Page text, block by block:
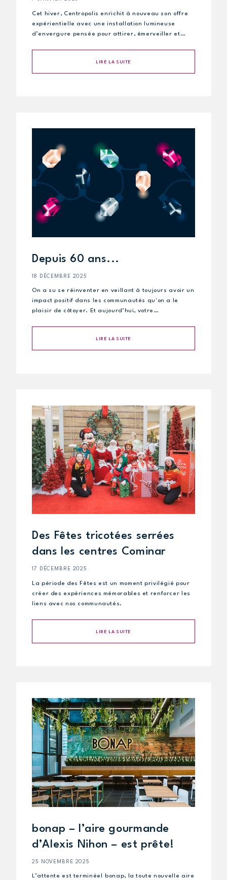
Cet hiver, Centropolis enrichit à nouveau son offre
expérientielle avec une installation lumineuse
d’envergure pensée pour attirer, émerveiller et…
LIRE LA SUITE
Depuis 60 ans...
18 DÉCEMBRE 2025
On a su se réinventer en veillant à toujours avoir un
impact positif dans les communautés qu'on a le
plaisir de côtoyer. Et aujourd’hui, votre…
LIRE LA SUITE
Des Fêtes tricotées serrées
dans les centres Cominar
17 DÉCEMBRE 2025
La période des Fêtes est un moment privilégié pour
créer des expériences mémorables et renforcer les
liens avec nos communautés.
LIRE LA SUITE
bonap – l’aire gourmande
d’Alexis Nihon – est prête!
25 NOVEMBRE 2025
L’attente est terminée! bonap, la toute nouvelle aire